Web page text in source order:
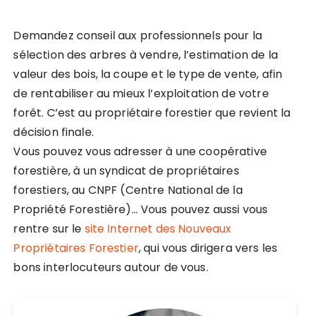
Demandez conseil aux professionnels pour la
sélection des arbres à vendre, l’estimation de la
valeur des bois, la coupe et le type de vente, afin
de rentabiliser au mieux l’exploitation de votre
forêt. C’est au propriétaire forestier que revient la
décision finale.
Vous pouvez vous adresser à une coopérative
forestière, à un syndicat de propriétaires
forestiers, au CNPF (Centre National de la
Propriété Forestière)… Vous pouvez aussi vous
rentre sur le site Internet des Nouveaux
Propriétaires Forestier, qui vous dirigera vers les
bons interlocuteurs autour de vous.